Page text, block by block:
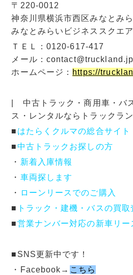
〒220-0012
神奈川県横浜市西区みなとみ
みなとみらいビジネススクエ
ＴＥＬ：0120-617-417
メール：contact@truckland.jp
ホームページ： https://
| 中古トラック・商用車・バ
ス・レンタルならトラックラ
■ はたらくクルマの総合サイト
■中古トラックお探しの方
・ 新着入庫情報
・ 車両探します
・
ローンリースでのご購入
■ トラック・建機・バスの買取
■営業ナンバー対応の新車リー
■SNS更新中です！
・Facebook→ こちら